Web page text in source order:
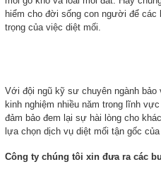
hiểm cho đời sống con người để các
trọng của việc diệt mối.
Với đội ngũ kỹ sư chuyên ngành
kinh nghiệm nhiều năm trong lĩnh
đảm bảo đem lại sự hài lòng cho
lựa chọn dịch vụ diệt mối tận gốc
Công ty chúng tôi xin đưa ra các